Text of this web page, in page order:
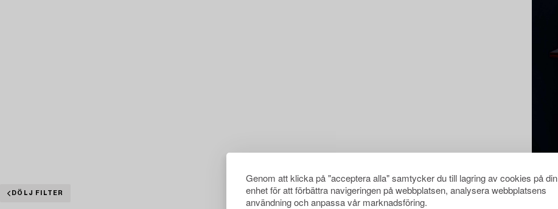
Genom att klicka på "acceptera alla" samtycker du till lagring av cookies på din
enhet för att förbättra navigeringen på webbplatsen, analysera webbplatsens
användning och anpassa vår marknadsföring.
DÖLJ FILTER